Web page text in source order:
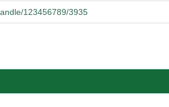
123456789/3935